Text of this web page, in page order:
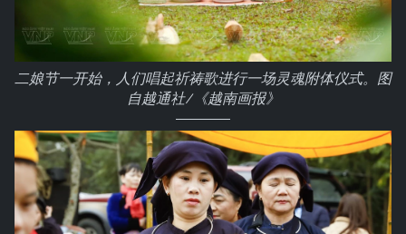
二娘节一开始，人们唱起祈祷歌进行一场灵魂附体仪式。图
自越通社/《越南画报》